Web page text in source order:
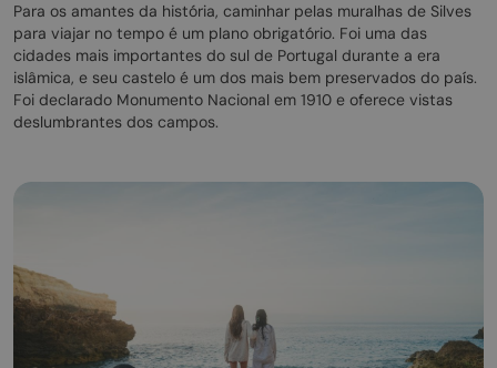
Para os amantes da história, caminhar pelas muralhas de Silves
para viajar no tempo é um plano obrigatório. Foi uma das
cidades mais importantes do sul de Portugal durante a era
islâmica, e seu castelo é um dos mais bem preservados do país.
Foi declarado Monumento Nacional em 1910 e oferece vistas
deslumbrantes dos campos.